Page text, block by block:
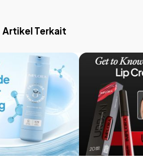
Artikel Terkait